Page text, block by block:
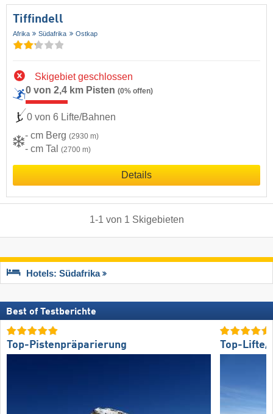
Tiffindell
Afrika Südafrika Ostkap
Skigebiet geschlossen
0 von 2,4 km Pisten (0% offen)
0 von 6 Lifte/Bahnen
- cm Berg (2930 m)
- cm Tal (2700 m)
Details
1-1 von 1 Skigebieten
Hotels: Südafrika
Best of Testberichte
Top-Pistenpräparierung Top-Lifte/